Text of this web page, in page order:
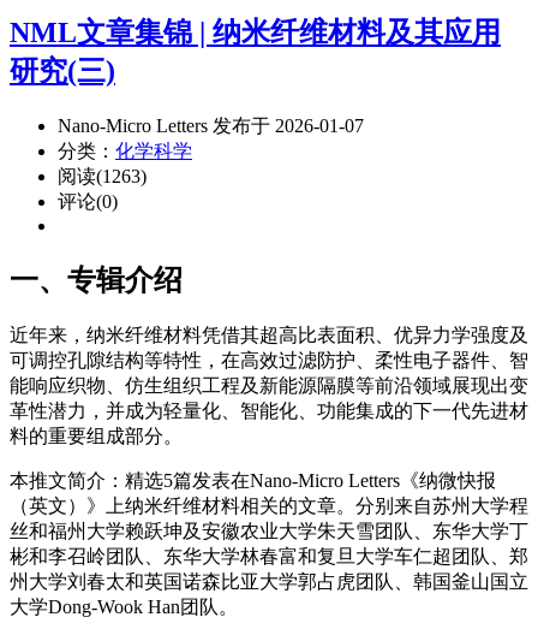
NML文章集锦 | 纳米纤维材料及其应用
研究(三)
Nano-Micro Letters 发布于 2026-01-07
分类： 化学科学
阅读(1263)
评论(0)
一、专辑介绍
近年来，纳米纤维材料凭借其超高比表面积、优异力学强度及
可调控孔隙结构等特性，在高效过滤防护、柔性电子器件、智
能响应织物、仿生组织工程及新能源隔膜等前沿领域展现出变
革性潜力，并成为轻量化、智能化、功能集成的下一代先进材
料的重要组成部分。
本推文简介：精选5篇发表在Nano-Micro Letters《纳微快报
（英文）》上纳米纤维材料相关的文章。分别来自苏州大学程
丝和福州大学赖跃坤及安徽农业大学朱天雪团队、东华大学丁
彬和李召岭团队、东华大学林春富和复旦大学车仁超团队、郑
州大学刘春太和英国诺森比亚大学郭占虎团队、韩国釜山国立
大学Dong-Wook Han团队。